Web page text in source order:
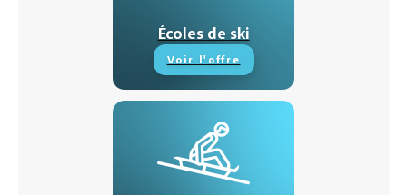
Écoles de ski
Voir l'offre